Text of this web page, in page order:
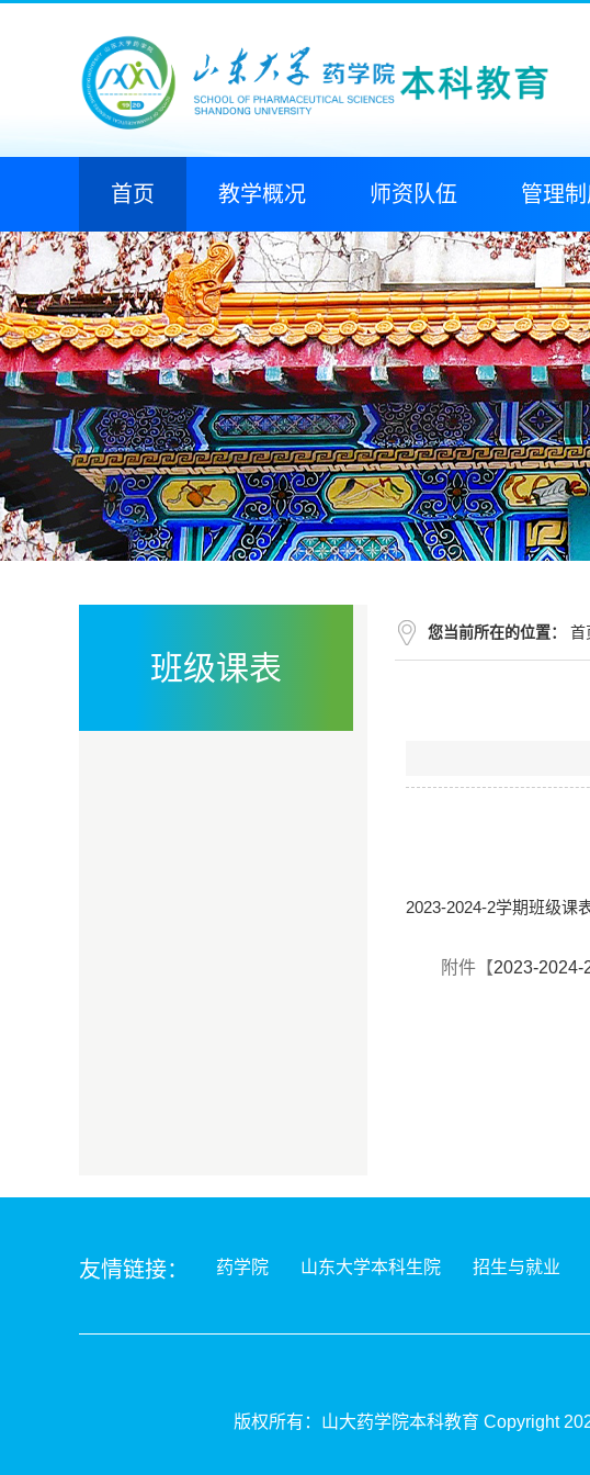
首页 教学概况 师资队伍 管理
班级课表
您当前所在的位置： 首
2023-2024-2学期班级课
附件【2023-2024-
友情链接： 药学院 山东大学本科生院 招生与就业
版权所有：山大药学院本科教育 Copyright